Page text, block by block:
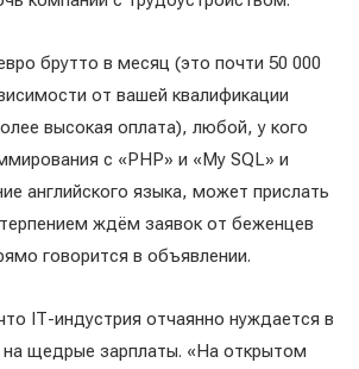
брутто в месяц (это почти 50 000
от вашей квалификации
высокая оплата), любой, у кого
с «PHP» и «My SQL» и
английского языка, может прислать
ждём заявок от беженцев
говорится в объявлении.
IТ-индустрия отчаянно нуждается в
на щедрые зарплаты. «На открытом